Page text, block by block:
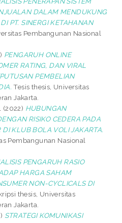
DALAM MENDUKUNG
PT. SINERGI KETAHANAN
Pembangunan Nasional
PENGARUH ONLINE
RATING, DAN VIRAL
PEMBELIAN
Tesis thesis, Universitas
Jakarta.
(2022) HUBUNGAN
RISIKO CEDERA PADA
KLUB BOLA VOLI JAKARTA.
Pembangunan Nasional
PENGARUH RASIO
HARGA SAHAM
NON-CYCLICALS DI
thesis, Universitas
Jakarta.
STRATEGI KOMUNIKASI